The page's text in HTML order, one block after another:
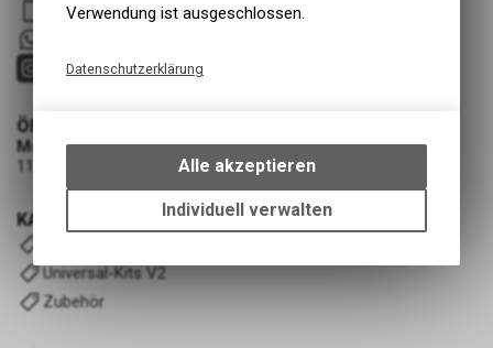
079 552 85 00
KATEGORIEN
Universal-Kits V2
Zubehör
ÖFFNUNGSZEITEN
Montag - Mittwoch
11:00 - 19:00 Uhr (nach Vereinbarung)
Verwendung ist ausgeschlossen.
Datenschutzerklärung
bestimmte Interaktionen und
Einstellungen auf Ihrem Gerät,
um die grundlegenden
Funktionen unseres Online-
Alle akzeptieren
Individuell verwalten